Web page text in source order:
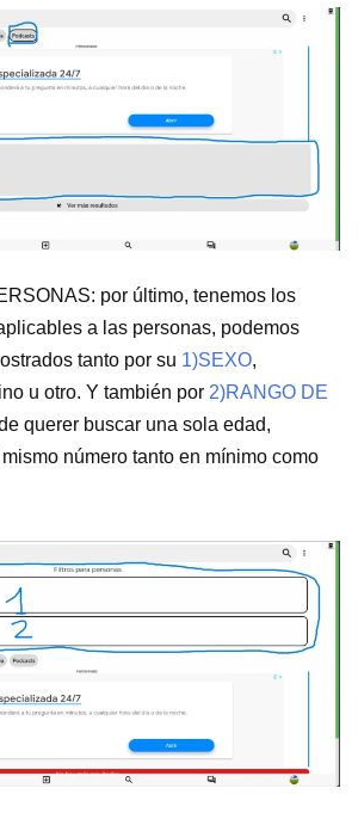
por último, tenemos los
a las personas, podemos
tanto por su 1)SEXO,
u otro. Y también por 2)RANGO DE
querer buscar una sola edad,
número tanto en mínimo como